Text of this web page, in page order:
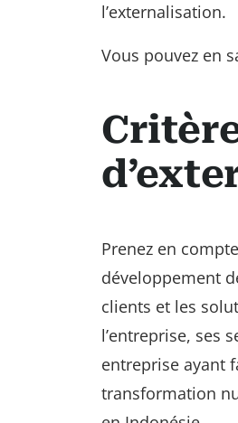
l’externalisation.
Vous pouvez en
Prenez en
développement
clients et les
l’entreprise, ses
entreprise ayant
transformation